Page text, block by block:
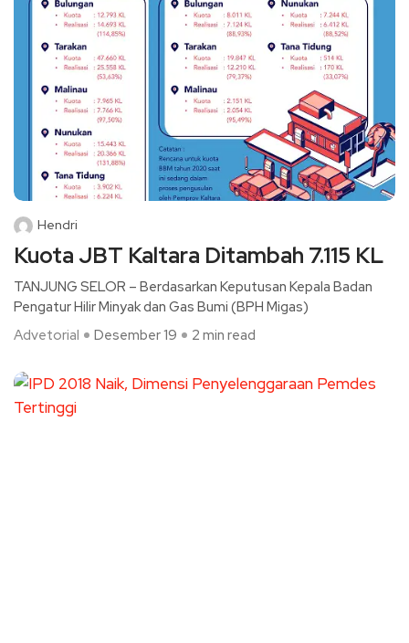
Hendri
Kuota JBT Kaltara Ditambah 7.115 KL
TANJUNG SELOR – Berdasarkan Keputusan Kepala Badan
Pengatur Hilir Minyak dan Gas Bumi (BPH Migas)
Advetorial
Desember 19 2 min read